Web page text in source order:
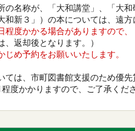
の名称が、「大和講堂」、「大和
和新３」）の本については、遠方
程度かかる場合がありますので、
、返却後となります。）
じめ予約をお願いいたします。
ては、市町図書館支援のため優
度かかりますので、ご了承くだ